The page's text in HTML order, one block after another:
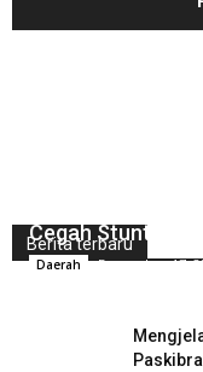
Berita terbaru
Unicef Dan
Cegah Stunting
Daerah December 17,